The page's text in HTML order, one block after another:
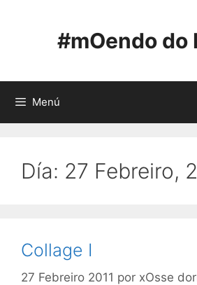
#mOendo do
Menú
Día: 27 Febreiro,
Collage I
27 Febreiro 2011 por xOsse